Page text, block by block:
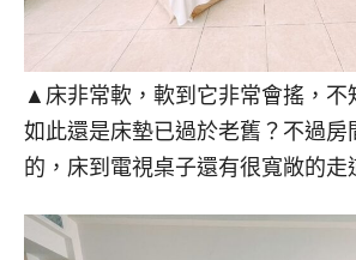
▲床非常軟，軟到它非常會搖，不
如此還是床墊已過於老舊？不過房
的，床到電視桌子還有很寬敞的走